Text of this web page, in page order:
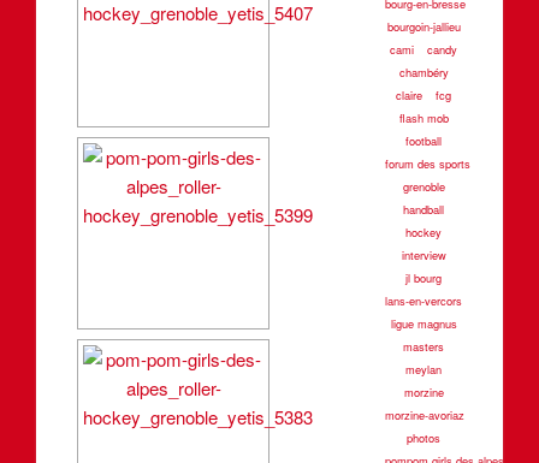
bourg-en-bresse
bourgoin-jallieu
cami
candy
chambéry
claire
fcg
flash mob
football
forum des sports
grenoble
handball
hockey
interview
jl bourg
lans-en-vercors
ligue magnus
masters
meylan
morzine
morzine-avoriaz
photos